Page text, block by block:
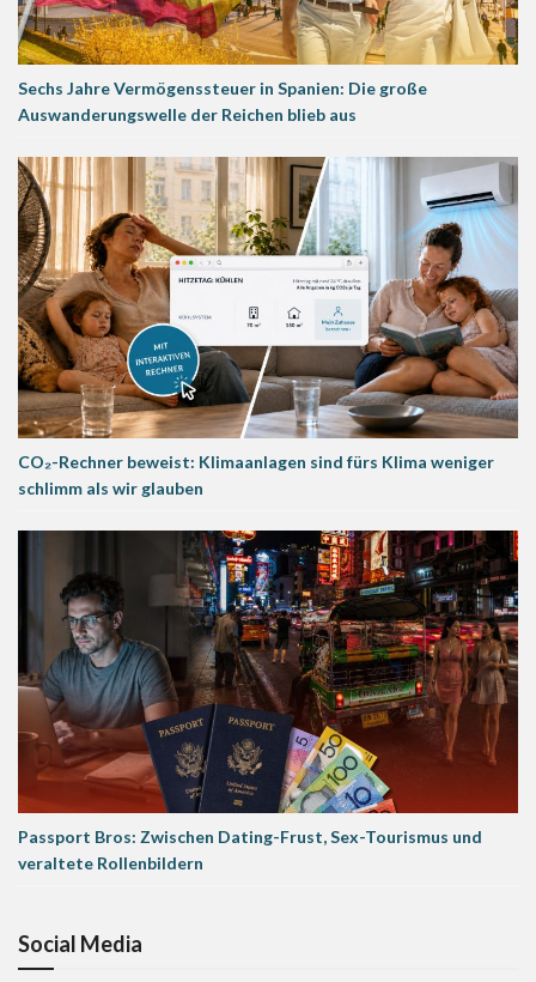
Sechs Jahre Vermögenssteuer in Spanien: Die große
Auswanderungswelle der Reichen blieb aus
CO₂-Rechner beweist: Klimaanlagen sind fürs Klima weniger
schlimm als wir glauben
Passport Bros: Zwischen Dating-Frust, Sex-Tourismus und
veraltete Rollenbildern
Social Media